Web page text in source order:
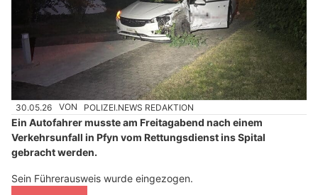
30.05.26 VON POLIZEI.NEWS REDAKTION
Ein Autofahrer musste am Freitagabend nach einem
Verkehrsunfall in Pfyn vom Rettungsdienst ins Spital
gebracht werden.
Sein Führerausweis wurde eingezogen.